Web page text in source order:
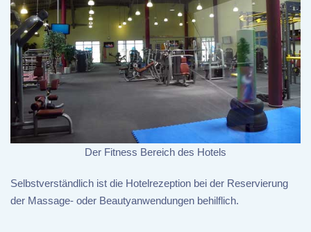
Der Fitness Bereich des Hotels
Selbstverständlich ist die Hotelrezeption bei der Reservierung
der Massage- oder Beautyanwendungen behilflich.